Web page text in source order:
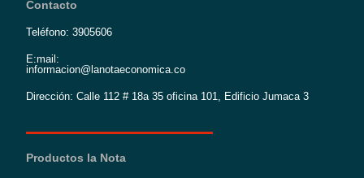
Contacto
Teléfono: 3905606
E:mail:
informacion@lanotaeconomica.co
Dirección: Calle 112 # 18a 35 oficina 101, Edificio Jumaca 3
Productos la Nota